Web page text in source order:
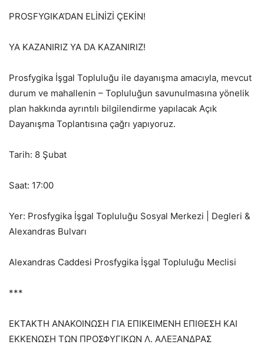
PROSFYGIKA’DAN ELİNİZİ ÇEKİN!
YA KAZANIRIZ YA DA KAZANIRIZ!
Prosfygika İşgal Topluluğu ile dayanışma amacıyla, mevcut
durum ve mahallenin – Topluluğun savunulmasına yönelik
plan hakkında ayrıntılı bilgilendirme yapılacak Açık
Dayanışma Toplantısına çağrı yapıyoruz.
Tarih: 8 Şubat
Saat: 17:00
Yer: Prosfygika İşgal Topluluğu Sosyal Merkezi | Degleri &
Alexandras Bulvarı
Alexandras Caddesi Prosfygika İşgal Topluluğu Meclisi
***
ΕΚΤΑΚΤΗ ΑΝΑΚΟΙΝΩΣΗ ΓΙΑ ΕΠΙΚΕΙΜΕΝΗ ΕΠΙΘΕΣΗ ΚΑΙ
ΕΚΚΕΝΩΣΗ ΤΩΝ ΠΡΟΣΦΥΓΙΚΩΝ Λ. ΑΛΕΞΑΝΔΡΑΣ